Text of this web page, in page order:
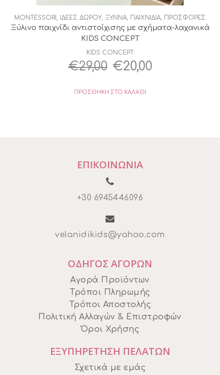
MONTESSORI , ΙΔΕΕΣ ΔΩΡΟΥ, ΞΥΛΙΝΑ, ΠΑΙΧΝΙΔΙΑ, ΠΡΟΣΦΟΡΕΣ
Ξύλινο παιχνίδι αντιστοίχισης με σχήματα-λαχανικά
KIDS CONCEPT
KIDS CONCEPT
€29,00 Original
€20,00Η
ΠΡΟΣΘΉΚΗ ΣΤΟ ΚΑΛΆΘΙ
ΕΠΙΚΟΙΝΩΝΙΑ
+30 6945446096
velanidikids@yahoo.com
ΟΔΗΓΟΣ ΑΓΟΡΩΝ
Αγορά Προϊόντων
Τρόποι Πληρωμής
Τρόποι Αποστολής
Πολιτική Αλλαγών & Επιστροφών
Όροι Χρήσης
ΕΞΥΠΗΡΕΤΗΣΗ ΠΕΛΑΤΩΝ
Σχετικά με εμάς